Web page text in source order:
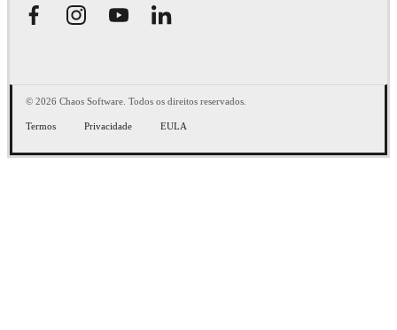
© 2026 Chaos Software. Todos os direitos reservados.
Termos Privacidade EULA